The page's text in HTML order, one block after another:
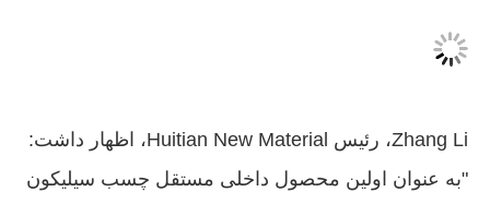
Zhang Li، رئیس Huitian New Material، اظهار داشت:
"به عنوان اولین محصول داخلی مستقل چسب سیلیکون